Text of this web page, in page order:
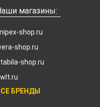
магазины:
shop.ru
shop.ru
shop.ru
БРЕНДЫ